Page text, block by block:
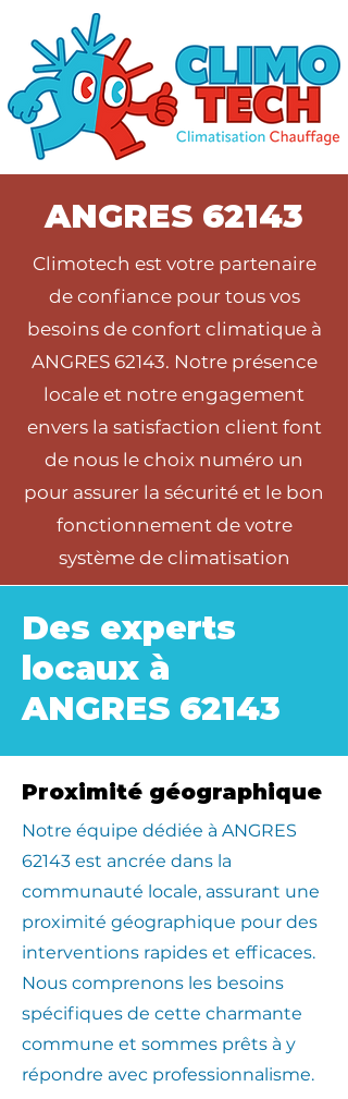
ANGRES 62143
Climotech est votre partenaire
de confiance pour tous vos
besoins de confort climatique à
ANGRES 62143. Notre présence
locale et notre engagement
envers la satisfaction client font
de nous le choix numéro un
pour assurer la sécurité et le bon
fonctionnement de votre
système de climatisation
Des experts
locaux à
ANGRES 62143
Proximité géographique
​Notre équipe dédiée à ANGRES
62143 est ancrée dans la
communauté locale, assurant une
proximité géographique pour des
interventions rapides et efficaces.
Nous comprenons les besoins
spécifiques de cette charmante
commune et sommes prêts à y
répondre avec professionnalisme.